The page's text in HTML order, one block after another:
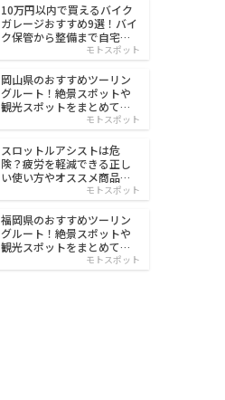
10万円以内で買えるバイク
ガレージおすすめ9選！バイ
ク保管から整備まで自宅で
モトスポット
岡山県のおすすめツーリン
グルート！絶景スポットや
観光スポットをまとめて紹
モトスポット
スロットルアシストは危
険？疲労を軽減できる正し
い使い方やオススメ商品を
モトスポット
福岡県のおすすめツーリン
グルート！絶景スポットや
観光スポットをまとめて紹
モトスポット